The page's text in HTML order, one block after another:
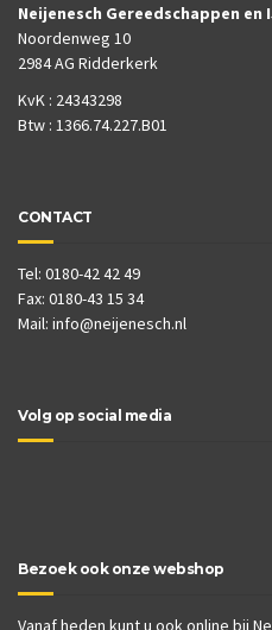
Neijenesch Gereedschappen en
Noordenweg 10
2984 AG Ridderkerk
KvK : 24343298
Btw : 1366.74.227.B01
CONTACT
Tel: 0180-42 42 49
Fax: 0180-43 15 34
Mail: info@neijenesch.nl
Volg op social media
Bezoek ook onze webshop
Vanaf heden kunt u ook online bij